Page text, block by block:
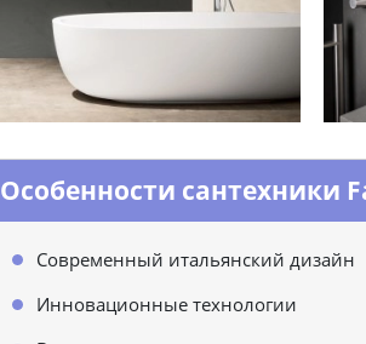
Особенности сантехники
Современный итальянский дизайн
Инновационные технологии